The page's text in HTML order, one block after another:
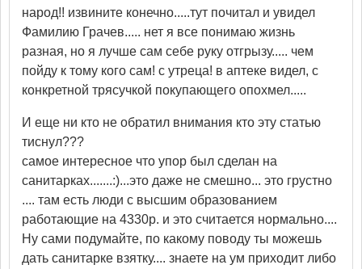
народ!! извините конечно.....тут почитал и увидел
Фамилию Грачев..... нет я все понимаю жизнь
разная, но я лучше сам себе руку отгрызу..... чем
пойду к тому кого сам! с утреца! в аптеке видел, с
конкретной трясучкой покупающего опохмел.....
И еще ни кто не обратил внимания кто эту статью
тиснул???
самое интересное что упор был сделан на
санитарках.......:)...это даже не смешно... это грустно
.... там есть люди с высшим образованием
работающие на 4330р. и это считается нормально....
Ну сами подумайте, по какому поводу ты можешь
дать санитарке взятку.... знаете на ум приходит либо